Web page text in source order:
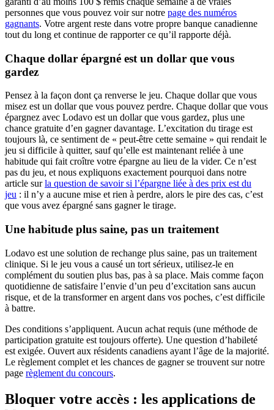
personnes que vous pouvez voir sur notre page des numéros
gagnants. Votre argent reste dans votre propre banque canadienne
tout du long et continue de rapporter ce qu’il rapporte déjà.
Chaque dollar épargné est un dollar que vous
gardez
Pensez à la façon dont ça renverse le jeu. Chaque dollar que vous
misez est un dollar que vous pouvez perdre. Chaque dollar que vous
épargnez avec Lodavo est un dollar que vous gardez, plus une
chance gratuite d’en gagner davantage. L’excitation du tirage est
toujours là, ce sentiment de « peut-être cette semaine » qui rendait le
jeu si difficile à quitter, sauf qu’elle est maintenant reliée à une
habitude qui fait croître votre épargne au lieu de la vider. Ce n’est
pas du jeu, et nous expliquons exactement pourquoi dans notre
article surla question de savoir si l’épargne liée à des prix est du
jeu : il n’y a aucune mise et rien à perdre, alors le pire des cas, c’est
que vous avez épargné sans gagner le tirage.
Une habitude plus saine, pas un traitement
Lodavo est une solution de rechange plus saine, pas un traitement
clinique. Si le jeu vous a causé un tort sérieux, utilisez-le en
complément du soutien plus bas, pas à sa place. Mais comme façon
quotidienne de satisfaire l’envie d’un peu d’excitation sans aucun
risque, et de la transformer en argent dans vos poches, c’est difficile
à battre.
Des conditions s’appliquent. Aucun achat requis (une méthode de
participation gratuite est toujours offerte). Une question d’habileté
est exigée. Ouvert aux résidents canadiens ayant l’âge de la majorité.
Le règlement complet et les chances de gagner se trouvent sur notre
page règlement du concours.
Bloquer votre accès : les applications de